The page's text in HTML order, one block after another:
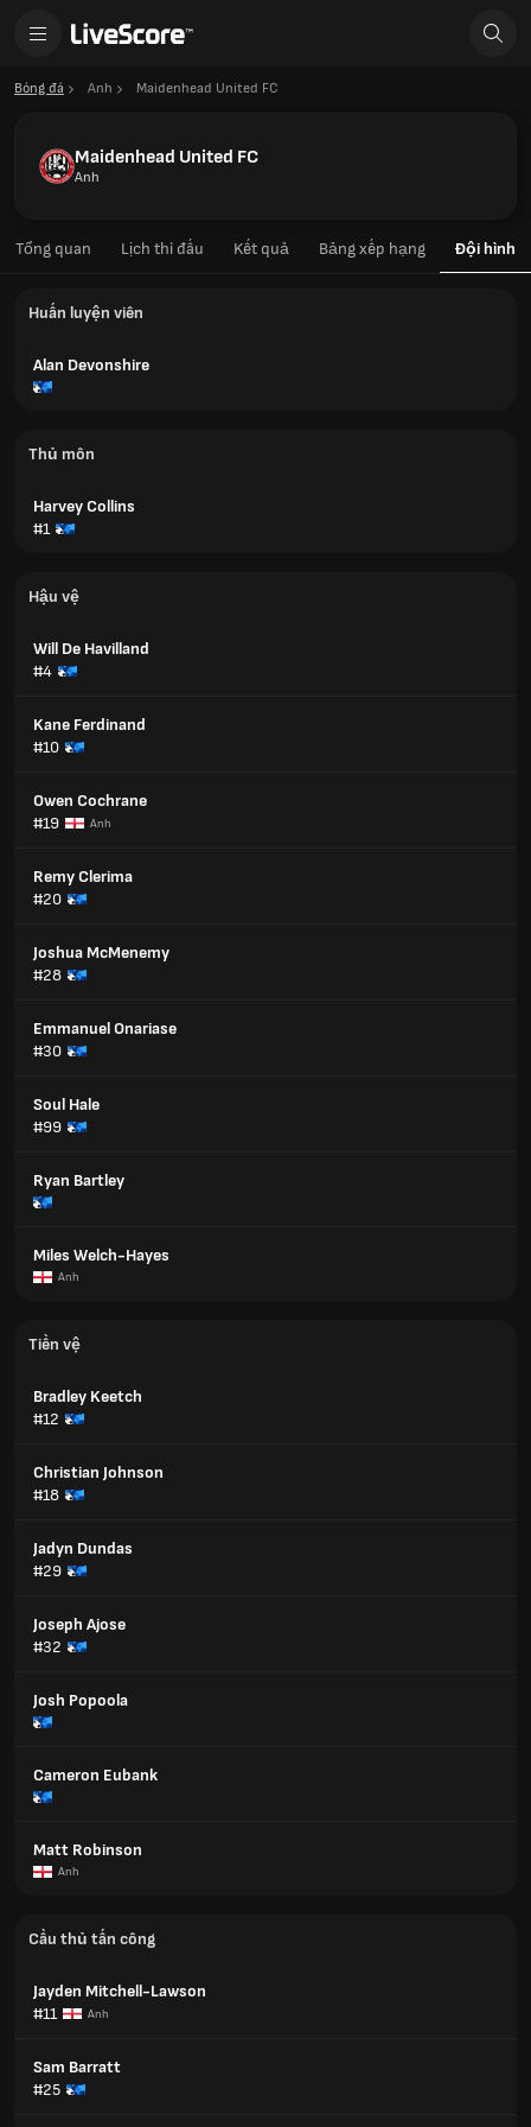
Bóng đá Anh Maidenhead United FC
Maidenhead United FC
Anh
Tổng quan Lịch thi đấu Kết quả Bảng xếp hạng Đội hình
Huấn luyện viên
Alan Devonshire
Thủ môn
Harvey Collins
#1
Hậu vệ
Will De Havilland
#4
Kane Ferdinand
#10
Owen Cochrane
#19
Anh
Remy Clerima
#20
Joshua McMenemy
#28
Emmanuel Onariase
#30
Soul Hale
#99
Ryan Bartley
Miles Welch-Hayes
Anh
Tiền vệ
Bradley Keetch
#12
Christian Johnson
#18
Jadyn Dundas
#29
Joseph Ajose
#32
Josh Popoola
Cameron Eubank
Matt Robinson
Anh
Cầu thủ tấn công
Jayden Mitchell-Lawson
#11
Anh
Sam Barratt
#25